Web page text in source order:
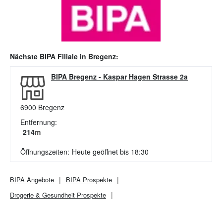
Nächste BIPA Filiale in Bregenz:
BIPA Bregenz - Kaspar Hagen Strasse 2a
6900 Bregenz
Entfernung:
214m
Öffnungszeiten: Heute geöffnet bis 18:30
BIPA Angebote BIPA Prospekte
Drogerie & Gesundheit Prospekte